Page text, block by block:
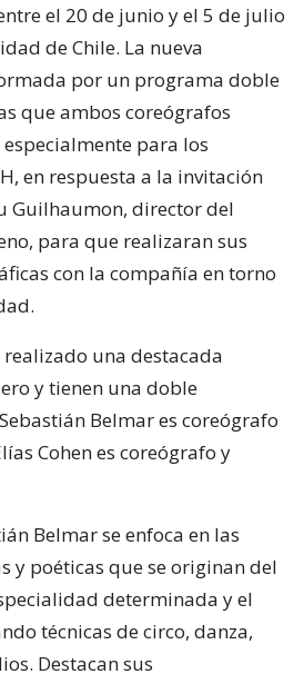
el 20 de junio y el 5 de julio
de Chile. La nueva
por un programa doble
que ambos coreógrafos
para los
en respuesta a la invitación
Guilhaumon, director del
para que realizaran sus
con la compañía en torno
una destacada
y tienen una doble
Belmar es coreógrafo
Cohen es coreógrafo y
Belmar se enfoca en las
y poéticas que se originan del
determinada y el
técnicas de circo, danza,
Destacan sus